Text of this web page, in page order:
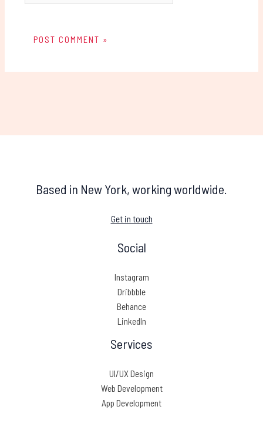
Based in New York, working worldwide.
Get in touch
Social
Instagram
Dribbble
Behance
LinkedIn
Services
UI/UX Design
Web Development
App Development